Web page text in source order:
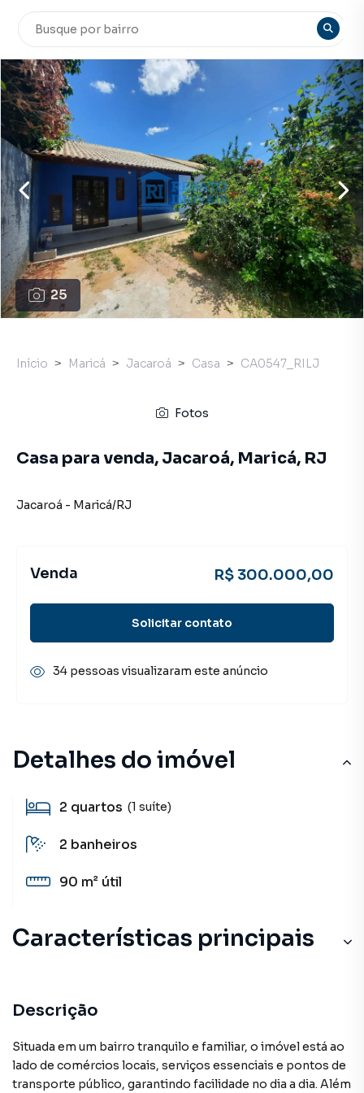
25
Detalhes do imóvel
2 quartos (1 suíte)
2 banheiros
90 m² útil
Características principais
Descrição
Situada em um bairro tranquilo e familiar, o imóvel está ao
lado de comércios locais, serviços essenciais e pontos de
transporte público, garantindo facilidade no dia a dia. Além
Início Maricá Jacaroá Casa CA0547_RILJ
Fotos
Casa para venda, Jacaroá, Maricá, RJ
Jacaroá - Maricá/RJ
Venda R$ 300.000,00
Solicitar contato
34 pessoas visualizaram este anúncio